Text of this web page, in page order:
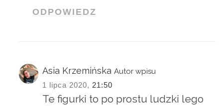
ODPOWIEDZ
Asia KrzemińskaAutor wpisu
1 lipca 2020, 21:50
Te figurki to po prostu ludzki lego